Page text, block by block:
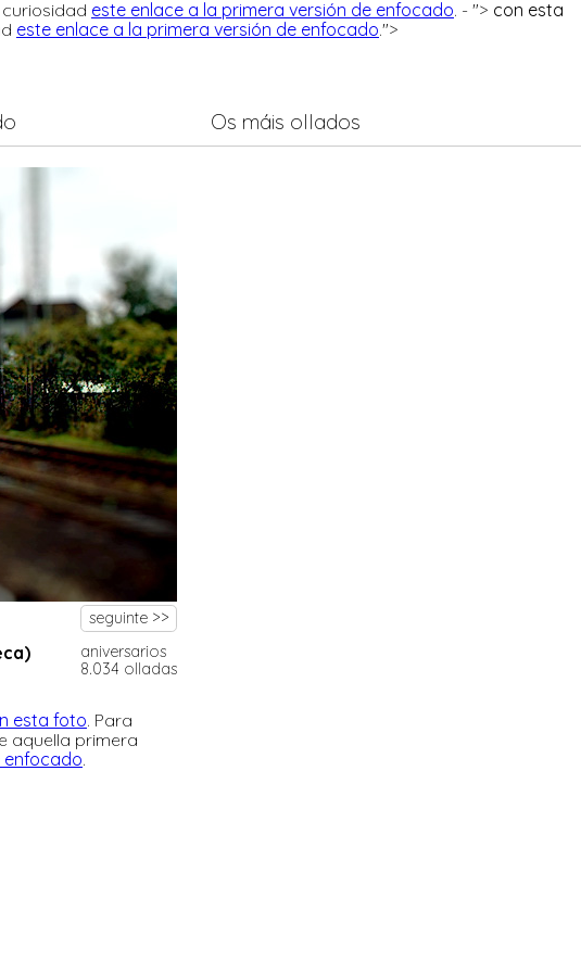
este enlace a la primera versión de enfocado. - "> con esta
este enlace a la primera versión de enfocado.">
Os máis ollados
seguinte >>
aniversarios
8.034 olladas
esta foto. Para
aquella primera
enfocado.